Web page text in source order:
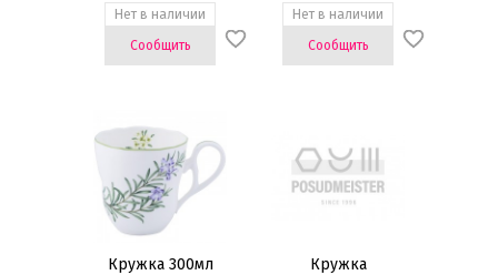
Нет в наличии
Сообщить
Нет в наличии
Сообщить
Кружка 300мл Кружка